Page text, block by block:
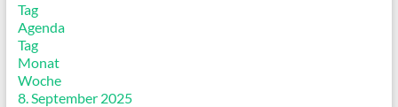
Tag
Agenda
Tag
Monat
Woche
8. September 2025